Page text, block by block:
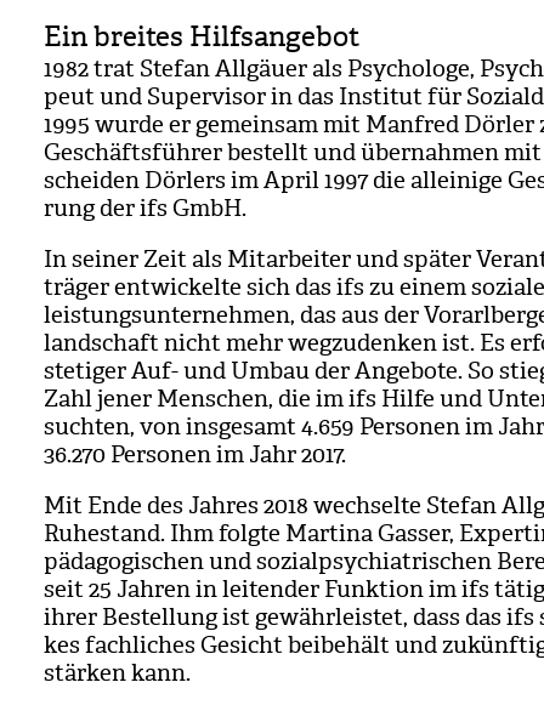
Ein breites Hilfsangebot
1982 trat Ste­fan All­gäuer als Psy­cho­loge,
peut und Super­vi­sor in das Insti­tut für
1995 wurde er gemein­sam mit Man­fred Dör­ler
Geschäfts­füh­rer bestellt und über­nah­men
schei­den Dör­lers im April 1997 die allei­nige
rung der ifs GmbH.
In sei­ner Zeit als Mit­ar­bei­ter und spä­ter
trä­ger ent­wi­ckelte sich das ifs zu einem
leis­tungs­un­ter­neh­men, das aus der
land­schaft nicht mehr weg­zu­den­ken ist. Es
ste­ti­ger Auf- und Umbau der Ange­bote. So
Zahl jener Men­schen, die im ifs Hilfe und
such­ten, von ins­ge­samt 4.659 Per­so­nen im
36.270 Per­so­nen im Jahr 2017.
Mit Ende des Jah­res 2018 wech­selte Ste­fan
Ruhe­stand. Ihm folgte Mar­tina Gas­ser,
päd­ago­gi­schen und sozi­al­psych­ia­tri­schen
seit 25 Jah­ren in lei­ten­der Funk­tion im ifs
ihrer Bestel­lung ist gewähr­leis­tet, dass das
kes fach­li­ches Gesicht bei­be­hält und
stär­ken kann.